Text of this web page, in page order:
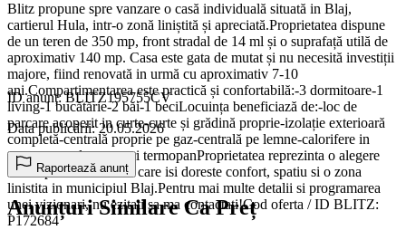
Blitz propune spre vanzare o casă individuală situată in Blaj,
cartierul Hula, intr-o zonă liniștită și apreciată.Proprietatea dispune
de un teren de 350 mp, front stradal de 14 ml și o suprafață utilă de
aproximativ 140 mp. Casa este gata de mutat și nu necesită investiții
majore, fiind renovată in urmă cu aproximativ 7-10
ani.Compartimentarea este practică și confortabilă:-3 dormitoare-1
living-1 bucătărie-2 băi-1 beciLocuința beneficiază de:-loc de
parcare acoperit in curte-curte și grădină proprie-izolație exterioară
completă-centrală proprie pe gaz-centrală pe lemne-calorifere in
toate camerele-geamuri termopanProprietatea reprezinta o alegere
ideala pentru o familie care isi doreste confort, spatiu si o zona
linistita in municipiul Blaj.Pentru mai multe detalii si programarea
unei vizionari, nu ezitati sa ma contactati!Cod oferta / ID BLITZ:
P172684
ID anunț: BLITZ195755CV
Data publicării: 20.05.2026
Raportează anunț
Anunțuri Similare Ca Preț